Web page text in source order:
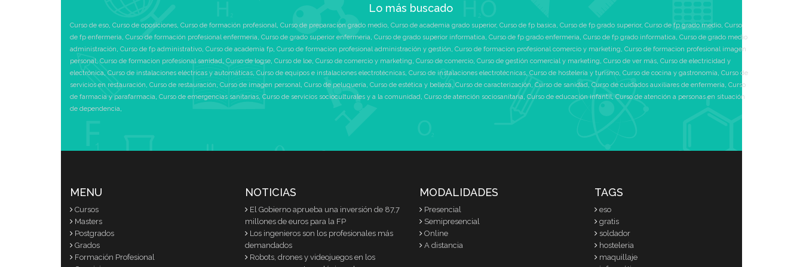
Lo más buscado
Curso de eso, Curso de oposiciones, Curso de formación profesional, Curso de preparacion grado medio, Curso de academia grado superior, Curso de fp basica, Curso de fp grado superior, Curso de fp grado medio, Curso
de fp enfermeria, Curso de formación profesional enfermeria, Curso de grado superior enfermeria, Curso de grado superior informatica, Curso de fp grado enfermeria, Curso de fp grado informatica, Curso de grado medio
administración, Curso de fp administrativo, Curso de academia fp, Curso de formacion profesional administración y gestión, Curso de formacion profesional comercio y marketing, Curso de formacion profesional imagen
personal,Curso de formacion profesional sanidad, Curso de logse, Curso de loe, Curso de comercio y marketing, Curso de comercio, Curso de gestión comercial y marketing, Curso de ver más, Curso de electricidad y
electrónica,Curso de instalaciones eléctricas y automáticas, Curso de equipos e instalaciones electrotécnicas, Curso de instalaciones electrotécnicas,Curso de hostelería y turismo, Curso de cocina y gastronomía, Curso de
servicios en restauración, Curso de restauración, Curso de imagen personal, Curso de peluquería, Curso de estética y belleza, Curso de caracterización,Curso de sanidad, Curso de cuidados auxiliares de enfermería, Curso
de farmacia y parafarmacia, Curso de emergencias sanitarias, Curso de servicios socioculturales y a la comunidad, Curso de atención sociosanitaria, Curso de educación infantil,Curso de atención a personas en situación
de dependencia,
MENU
Cursos
Masters
Postgrados
Grados
Formación Profesional
NOTICIAS
El Gobierno aprueba una inversión de 87,7
millones de euros para la FP
Los ingenieros son los profesionales más
demandados
Robots, drones y videojuegos en los
MODALIDADES
Presencial
Semipresencial
Online
A distancia
TAGS
eso
gratis
soldador
hosteleria
maquillaje